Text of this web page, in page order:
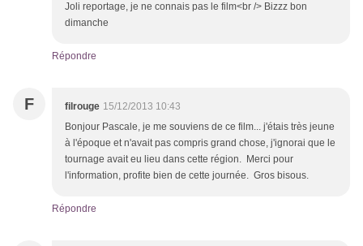
Joli reportage, je ne connais pas le film<br /> Bizzz bon
dimanche
Répondre
F filrouge 15/12/2013 10:43
Bonjour Pascale, je me souviens de ce film... j'étais très jeune
à l'époque et n'avait pas compris grand chose, j'ignorai que le
tournage avait eu lieu dans cette région. Merci pour
l'information, profite bien de cette journée. Gros bisous.
Répondre